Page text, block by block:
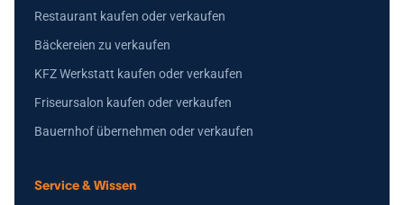
Restaurant kaufen oder verkaufen
Bäckereien zu verkaufen
KFZ Werkstatt kaufen oder verkaufen
Friseursalon kaufen oder verkaufen
Bauernhof übernehmen oder verkaufen
Service & Wissen